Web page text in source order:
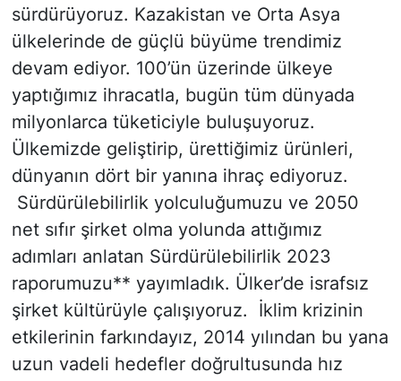
sürdürüyoruz. Kazakistan ve Orta Asya
ülkelerinde de güçlü büyüme trendimiz
devam ediyor. 100’ün üzerinde ülkeye
yaptığımız ihracatla, bugün tüm dünyada
milyonlarca tüketiciyle buluşuyoruz.
Ülkemizde geliştirip, ürettiğimiz ürünleri,
dünyanın dört bir yanına ihraç ediyoruz.
Sürdürülebilirlik yolculuğumuzu ve 2050
net sıfır şirket olma yolunda attığımız
adımları anlatan Sürdürülebilirlik 2023
raporumuzu** yayımladık. Ülker’de israfsız
şirket kültürüyle çalışıyoruz. İklim krizinin
etkilerinin farkındayız, 2014 yılından bu yana
uzun vadeli hedefler doğrultusunda hız